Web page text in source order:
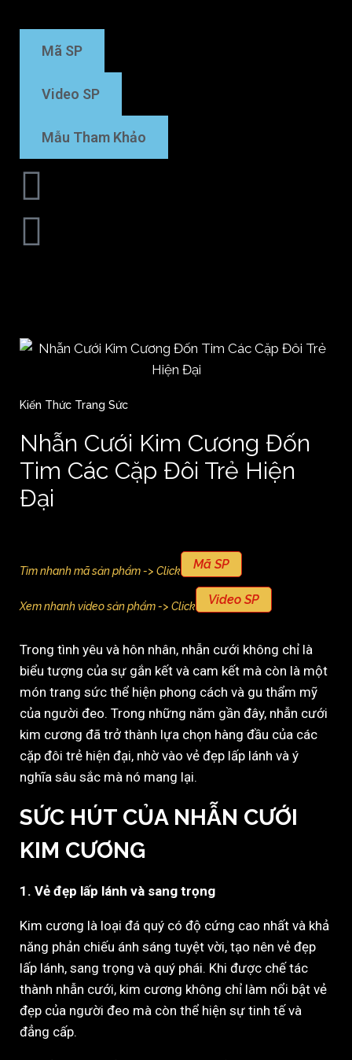
Mã SP
Video SP
Mẫu Tham Khảo
Kiến Thức Trang Sức
Nhẫn Cưới Kim Cương Đốn
Tim Các Cặp Đôi Trẻ Hiện
Đại
Tìm nhanh mã sản phẩm -> Click Mã SP
Xem nhanh video sản phẩm -> Click Video SP
Trong tình yêu và hôn nhân, nhẫn cưới không chỉ là
biểu tượng của sự gắn kết và cam kết mà còn là một
món trang sức thể hiện phong cách và gu thẩm mỹ
của người đeo. Trong những năm gần đây, nhẫn cưới
kim cương đã trở thành lựa chọn hàng đầu của các
cặp đôi trẻ hiện đại, nhờ vào vẻ đẹp lấp lánh và ý
nghĩa sâu sắc mà nó mang lại.
SỨC HÚT CỦA NHẪN CƯỚI
KIM CƯƠNG
1. Vẻ đẹp lấp lánh và sang trọng
Kim cương là loại đá quý có độ cứng cao nhất và khả
năng phản chiếu ánh sáng tuyệt vời, tạo nên vẻ đẹp
lấp lánh, sang trọng và quý phái. Khi được chế tác
thành nhẫn cưới, kim cương không chỉ làm nổi bật vẻ
đẹp của người đeo mà còn thể hiện sự tinh tế và
đẳng cấp.